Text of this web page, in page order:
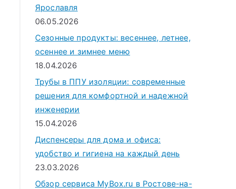
Ярославля
06.05.2026
Сезонные продукты: весеннее, летнее,
осеннее и зимнее меню
18.04.2026
Трубы в ППУ изоляции: современные
решения для комфортной и надежной
инженерии
15.04.2026
Диспенсеры для дома и офиса:
удобство и гигиена на каждый день
23.03.2026
Обзор сервиса MyBox.ru в Ростове-на-